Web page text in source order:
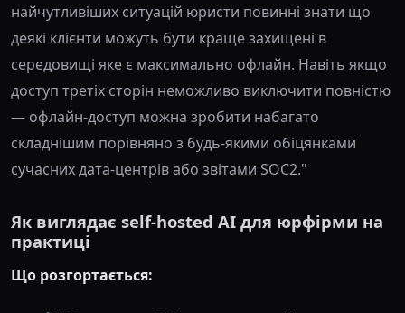
найчутливіших ситуацій юристи повинні знати що
деякі клієнти можуть бути краще захищені в
середовищі яке є максимально офлайн. Навіть якщо
доступ третіх сторін неможливо виключити повністю
— офлайн-доступ можна зробити набагато
складнішим порівняно з будь-якими обіцянками
сучасних дата-центрів або звітами SOC2."
Як виглядає self-hosted AI для юрфірми на
практиці
Що розгортається: